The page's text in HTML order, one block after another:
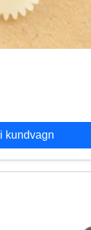
kundvagn